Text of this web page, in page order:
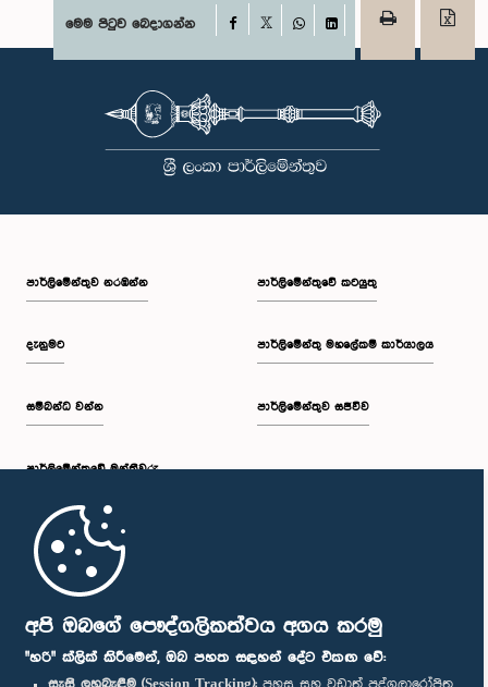
අපි ඔබගේ පෞද්ගලිකත්වය අගය කරමු
"හරි" ක්ලික් කිරීමෙන්, ඔබ පහත සඳහන් දේට එකඟ වේ:
මෙම පිටුව බෙදාගන්න Facebook
WhatsAppLinkedIn
පාර්ලි‌මේන්තුව නරඹන්න
දැනුමට
සම්බන්ධ වන්න
පාර්ලි‌මේන්තුවේ මන්ත්‍රීවරු
මුල් පිටුව
පාර්ලිමේන්තුවේ කටයුතු
පාර්ලිමේන්තු මහලේකම් කාර්යාලය
පාර්ලිමේන්තුව සජීවීව
පාර්ලිමේන්තු ජංගම යෙදුම